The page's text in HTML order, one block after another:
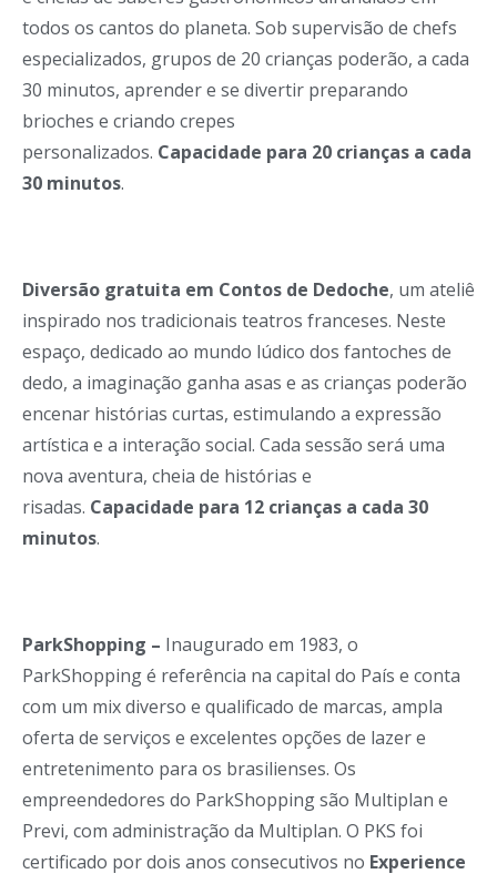
todos os cantos do planeta. Sob supervisão de chefs
especializados, grupos de 20 crianças poderão, a cada
30 minutos, aprender e se divertir preparando
brioches e criando crepes
personalizados. Capacidade para 20 crianças a cada
30 minutos.
Diversão gratuita em Contos de Dedoche, um ateliê
inspirado nos tradicionais teatros franceses. Neste
espaço, dedicado ao mundo lúdico dos fantoches de
dedo, a imaginação ganha asas e as crianças poderão
encenar histórias curtas, estimulando a expressão
artística e a interação social. Cada sessão será uma
nova aventura, cheia de histórias e
risadas. Capacidade para 12 crianças a cada 30
minutos.
ParkShopping – Inaugurado em 1983, o
ParkShopping é referência na capital do País e conta
com um mix diverso e qualificado de marcas, ampla
oferta de serviços e excelentes opções de lazer e
entretenimento para os brasilienses. Os
empreendedores do ParkShopping são Multiplan e
Previ, com administração da Multiplan. O PKS foi
certificado por dois anos consecutivos no Experience